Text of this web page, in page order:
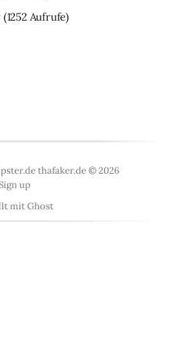
(1252 Aufrufe)
thafaker.de © 2026
up
mitGhost